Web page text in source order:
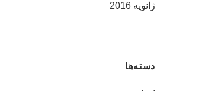
ژانویه 2016
دسته‌ها